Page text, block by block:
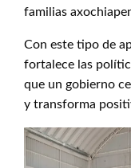
familias
Con este tipo de
fortalece las
que un gobierno
y transforma